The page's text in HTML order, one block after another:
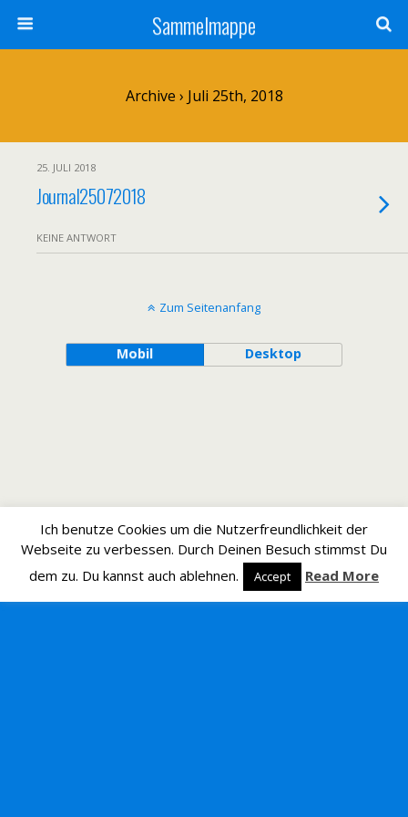
Sammelmappe
Archive › Juli 25th, 2018
25. JULI 2018
Journal25072018
KEINE ANTWORT
Zum Seitenanfang
Mobil Desktop
Ich benutze Cookies um die Nutzerfreundlichkeit der
Webseite zu verbessen. Durch Deinen Besuch stimmst Du
dem zu. Du kannst auch ablehnen.
Accept Read More